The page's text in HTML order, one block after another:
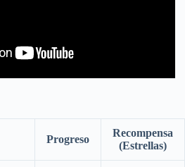
Progreso
Recompensa
(Estrellas)